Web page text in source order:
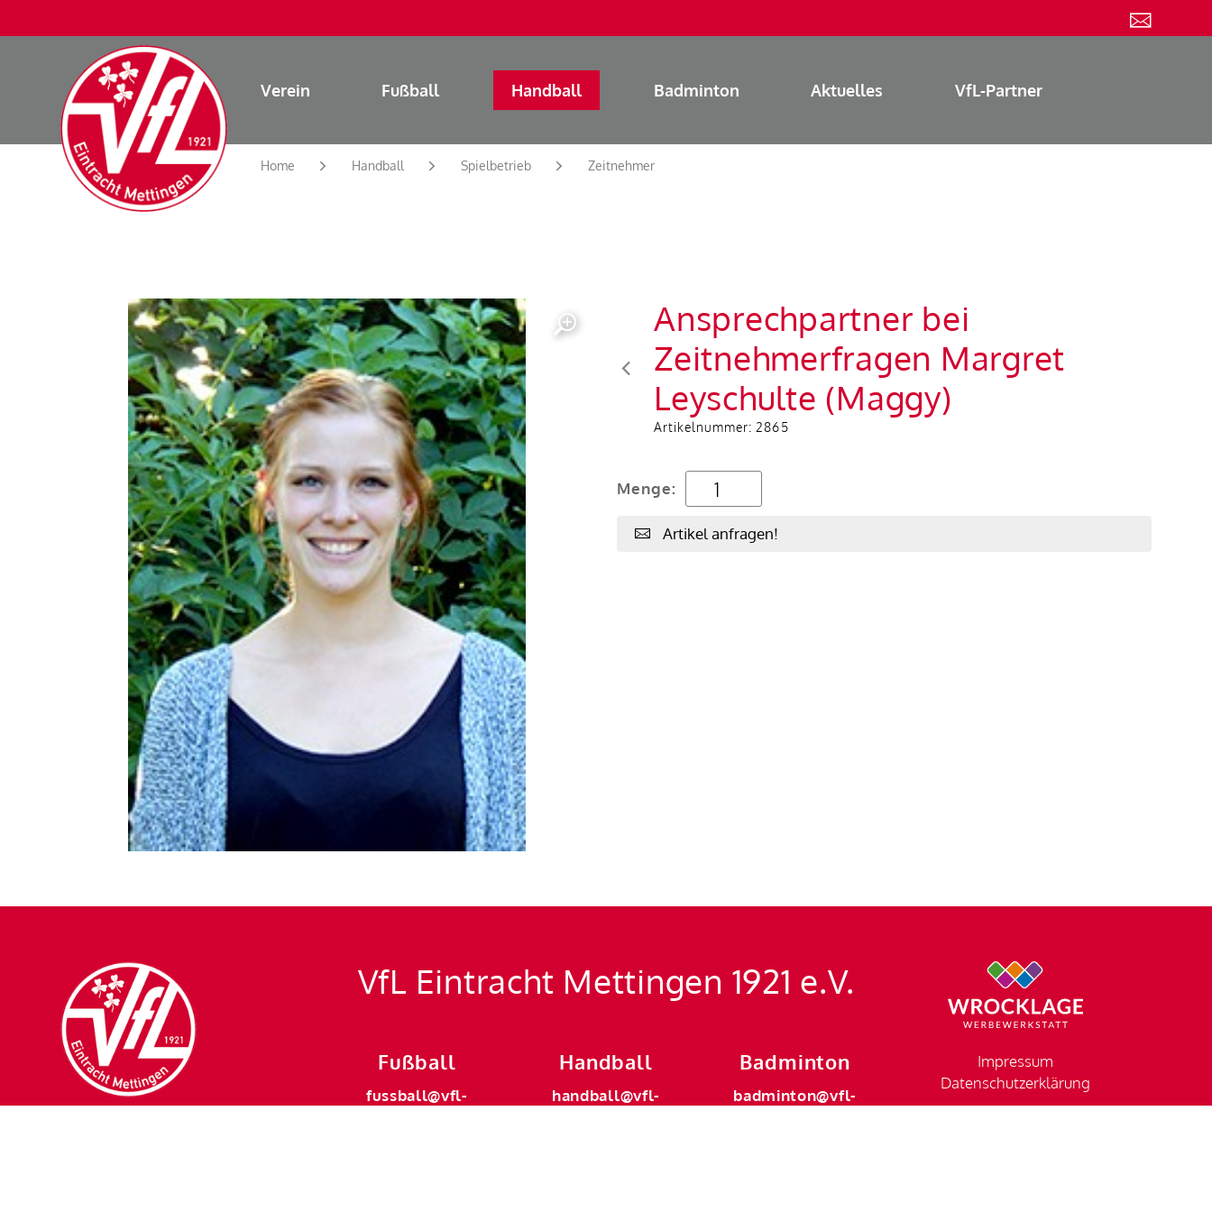
Verein Fußball Handball Badminton Aktuelles VfL-Partner
Home Handball Spielbetrieb Zeitnehmer
Ansprechpartner bei
Zeitnehmerfragen Margret
Leyschulte (Maggy)
Artikelnummer: 2865
Menge:
Artikel anfragen!
VfL Eintracht Mettingen 1921 e.V.
Fußball
fussball@vfl-
Handball
handball@vfl-
Badminton
badminton@vfl-
Impressum
Datenschutzerklärung